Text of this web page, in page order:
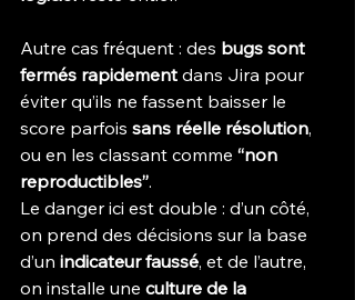
Autre cas fréquent : des bugs sont
fermés rapidement dans Jira pour
éviter qu’ils ne fassent baisser le
score parfois sans réelle résolution,
ou en les classant comme “non
reproductibles”.
Le danger ici est double : d’un côté,
on prend des décisions sur la base
d’un indicateur faussé, et de l’autre,
on installe une culture de la